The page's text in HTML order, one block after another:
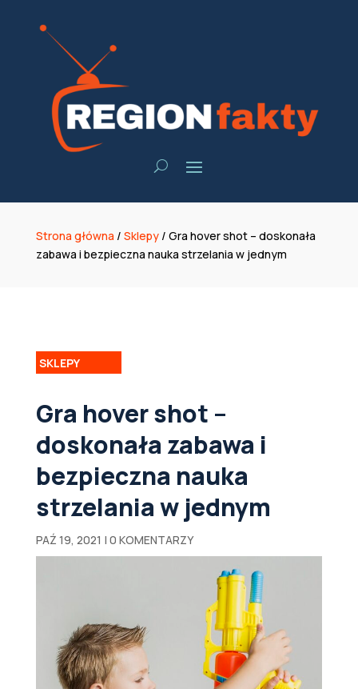
Strona główna / Sklepy/ Gra hover shot – doskonała
zabawa i bezpieczna nauka strzelania w jednym
SKLEPY
Gra hover shot –
doskonała zabawa i
bezpieczna nauka
strzelania w jednym
PAŹ 19, 2021 | 0 KOMENTARZY